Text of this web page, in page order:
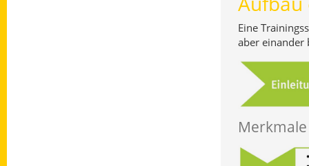
Eine
aber einander
Merkmale